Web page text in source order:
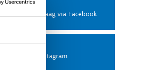
Facebook
Stel ons een vraag via Facebook
Instagram
Volg ons op Instagram